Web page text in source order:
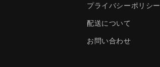
プライバシーポリシー
配送について
お問い合わせ